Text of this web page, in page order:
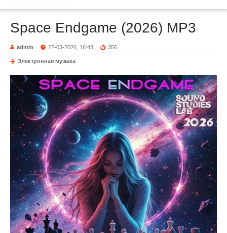
Space Endgame (2026) MP3
admin 22-03-2026, 16:43 356
Электронная музыка